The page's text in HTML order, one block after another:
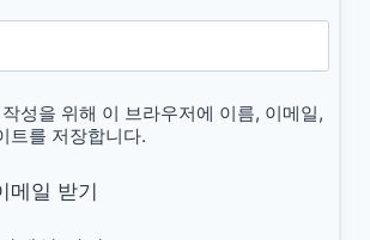
성을 위해 이 브라우저에 이름, 이메일,
트를 저장합니다.
메일 받기